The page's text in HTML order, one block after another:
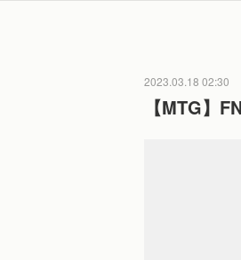
2023.03.18 02:30
【MTG】